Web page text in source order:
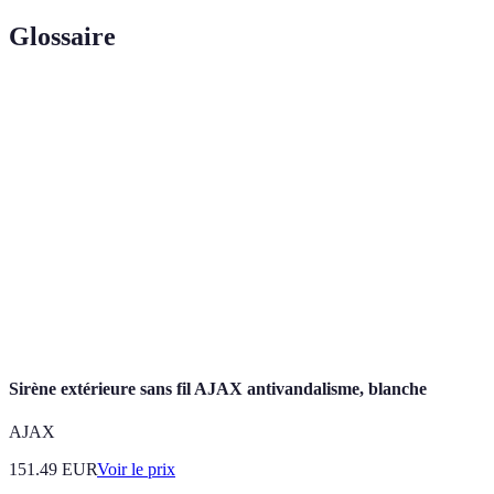
Glossaire
Sirène extérieure sans fil AJAX antivandalisme, blanche
AJAX
151.49 EURVoir le prix